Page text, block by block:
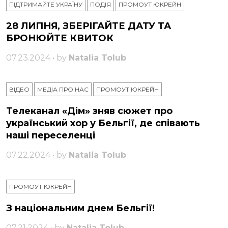
ПІДТРИМАЙТЕ УКРАЇНУ ПОДІЯ ПРОМОУТ ЮКРЕЙН
28 ЛИПНЯ, ЗБЕРІГАЙТЕ ДАТУ ТА
БРОНЮЙТЕ КВИТОК
07.23.2024 • by Natalia Tolub
ВІДЕО МЕДІА ПРО НАС ПРОМОУТ ЮКРЕЙН
Телеканал «Дім» зняв сюжет про
український хор у Бельгії, де співають
наші переселенці
07.22.2024 • by Natalia Tolub
ПРОМОУТ ЮКРЕЙН
З національним днем ​​Бельгії!